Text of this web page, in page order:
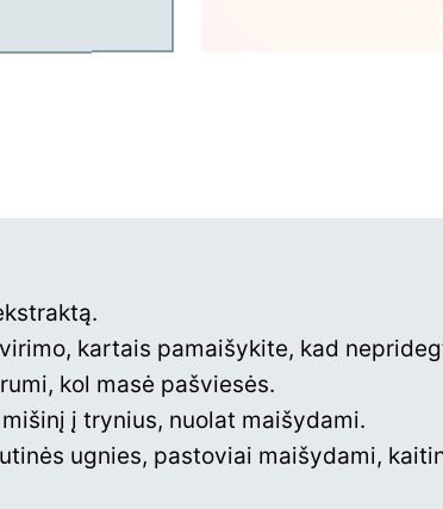
kartais pamaišykite, kad
kol masė pašviesės.
į trynius, nuolat maišydami.
ugnies, pastoviai maišydami,